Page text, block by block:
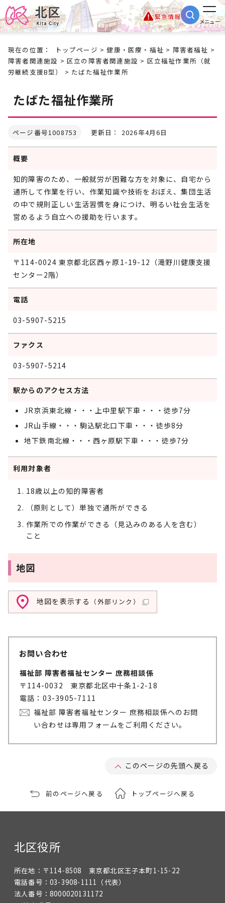
緊急情報
メニュー
現在の位置： トップページ >健康・医療・福祉 > 障害者福祉 >
障害者関連施設 >区立の障害者関連施設 > 区立福祉作業所（就
労継続支援B型）
> たばた福祉作業所
たばた福祉作業所
ページ番号1008753 更新日： 2026年4月6日
概要
知的障害のため、一般就労が困難な方を対象に、自宅から
通所して作業を行い、作業知識や技術をおぼえ、集団生活
の中で規則正しい生活習慣を身につけ、明るい社会生活を
営めるよう自立への援助を行います。
所在地
〒114-0024 東京都北区西ヶ原1-19-12（滝野川健康支援
センター2階）
電話
03-5907-5215
ファクス
03-5907-5214
駅からのアクセス方法
JR京浜東北線・・・上中里駅下車・・・徒歩7分
JR山手線・・・駒込駅北口下車・・・徒歩8分
地下鉄南北線・・・西ヶ原駅下車・・・徒歩7分
利用対象者
18歳以上の知的障害者
（原則として）単独で通所ができる
作業所での作業ができる（見込みのある人を含む）
こと
地図
地図を表示する （外部リンク）
お問い合わせ
福祉部 障害者福祉センター 庶務相談係
〒114-0032 東京都北区中十条1-2-18
電話：03-3905-7111
福祉部 障害者福祉センター 庶務相談係へのお問
い合わせは専用フォームをご利用ください。
このページの先頭へ戻る
前のページへ戻る トップページへ戻る
北区役所
所在地： 〒114-8508 東京都北区王子本町1-15-22
電話番号： 03-3908-1111 （代表）
法人番号： 8000020131172